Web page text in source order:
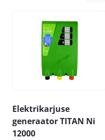
121,00 €.96,80 €.
Elektrikarjuse
generaator TITAN Ni
12000